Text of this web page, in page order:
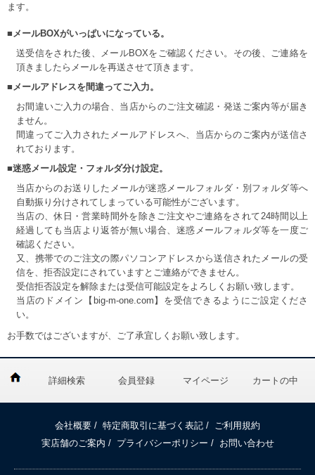
ます。
■メールBOXがいっぱいになっている。
送受信をされた後、メールBOXをご確認ください。その後、ご連絡を
頂きましたらメールを再送させて頂きます。
■メールアドレスを間違ってご入力。
お間違いご入力の場合、当店からのご注文確認・発送ご案内等が届き
ません。
間違ってご入力されたメールアドレスへ、当店からのご案内が送信さ
れております。
■迷惑メール設定・フォルダ分け設定。
当店からのお送りしたメールが迷惑メールフォルダ・別フォルダ等へ
自動振り分けされてしまっている可能性がございます。
当店の、休日・営業時間外を除きご注文やご連絡をされて24時間以上
経過しても当店より返答が無い場合、迷惑メールフォルダ等を一度ご
確認ください。
又、携帯でのご注文の際パソコンアドレスから送信されたメールの受
信を、拒否設定にされていますとご連絡ができません。
受信拒否設定を解除または受信可能設定をよろしくお願い致します。
当店のドメイン【big-m-one.com】を受信できるようにご設定くださ
い。
お手数ではございますが、ご了承宜しくお願い致します。
詳細検索 会員登録 マイページ カートの中
会社概要 / 特定商取引に基づく表記 /
ご利用規約
実店舗のご案内 / プライバシーポリシー / お問い合わせ